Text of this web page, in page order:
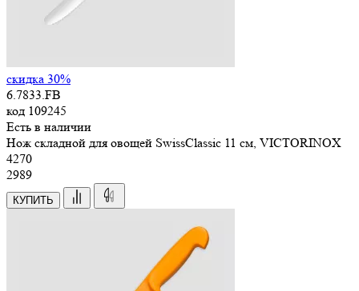
скидка 30%
6.7833.FB
код 109245
Есть в наличии
Нож складной для овощей SwissClassic 11 см, VICTORINOX
4270
2989
КУПИТЬ